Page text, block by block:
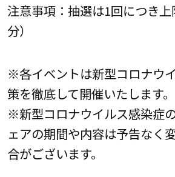
注意事項：抽選は1回につき
分）
※各イベントは新型コロナウ
策を徹底して開催いたします。
※新型コロナウイルス感染症
ェアの期間や内容は予告なく
合がございます。